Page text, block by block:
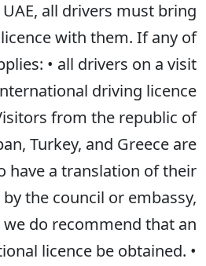
all drivers must bring
with them. If any of
• all drivers on a visit
driving licence
from the republic of
Turkey, and Greece are
have a translation of their
the council or embassy,
do recommend that an
licence be obtained. •